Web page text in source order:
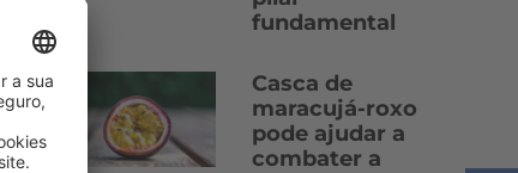
fundamental
Casca de
maracujá-roxo
pode ajudar a
combater a